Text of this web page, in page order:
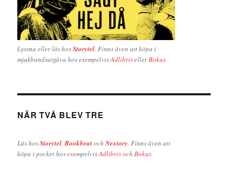
Lyssna eller läs hosStorytel. Finns även att köpa i
mjukbandsutgåva hos exempelvisAdlibrisellerBokus.
NÄR TVÅ BLEV TRE
Läs hosStorytel ,BookbeatochNextory. Finns även att
köpa i pocket hos exempelvisAdlibrisoch Bokus.